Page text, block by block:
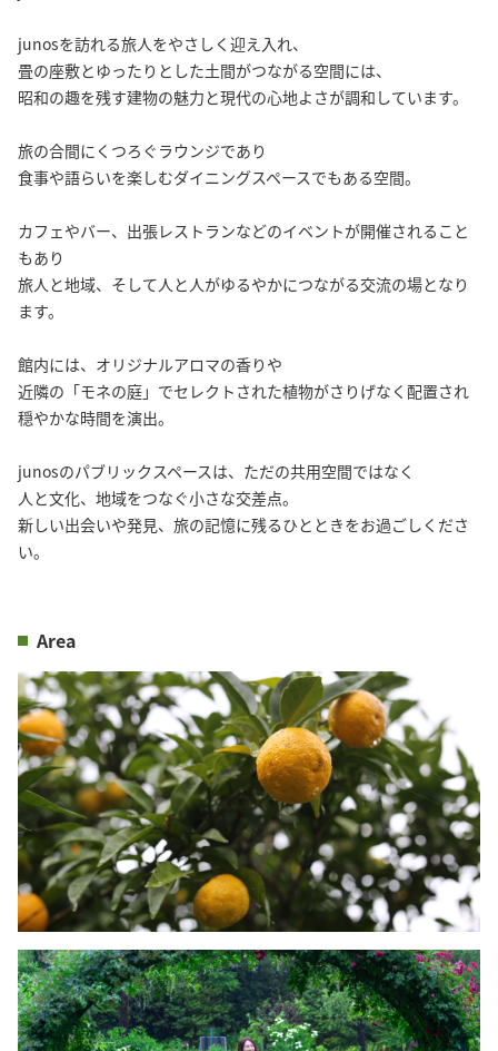
junosを訪れる旅人をやさしく迎え入れ、
畳の座敷とゆったりとした土間がつながる空間には、
昭和の趣を残す建物の魅力と現代の心地よさが調和しています。
旅の合間にくつろぐラウンジであり
食事や語らいを楽しむダイニングスペースでもある空間。
カフェやバー、出張レストランなどのイベントが開催されること
もあり
旅人と地域、そして人と人がゆるやかにつながる交流の場となり
ます。
館内には、オリジナルアロマの香りや
近隣の「モネの庭」でセレクトされた植物がさりげなく配置され
穏やかな時間を演出。
junosのパブリックスペースは、ただの共用空間ではなく
人と文化、地域をつなぐ小さな交差点。
新しい出会いや発見、旅の記憶に残るひとときをお過ごしくださ
い。
Area